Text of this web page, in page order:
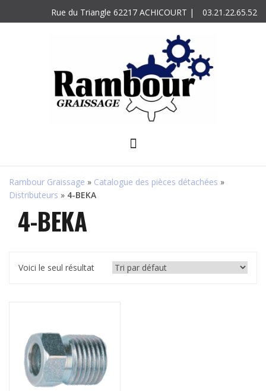
Rue du Triangle 62217 ACHICOURT | 03.21.22.65.52
Rambour Graissage » Catalogue des pièces détachées »
Distributeurs » 4-BEKA
4-BEKA
Voici le seul résultat